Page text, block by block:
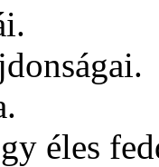
éles